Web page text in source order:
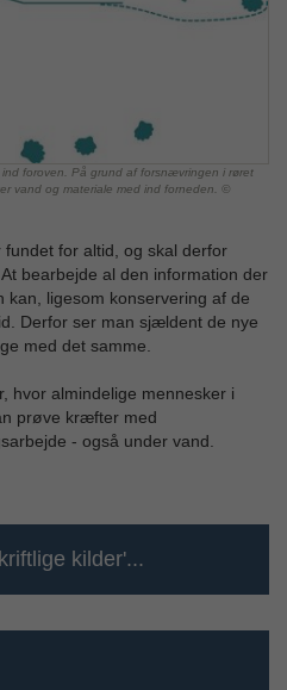
foroven. På grund af forsnævringen i røret
vand og materiale med ind forneden. ©
for altid, og skal derfor
bearbejde al den information der
kan, ligesom konservering af de
Derfor ser man sjældent de nye
med det samme.
hvor almindelige mennesker i
prøve kræfter med
- også under vand.
kilder'...